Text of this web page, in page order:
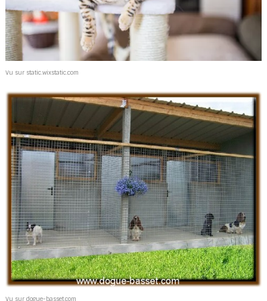
Vu sur static.wixstatic.com
Vu sur dogue-basset.com